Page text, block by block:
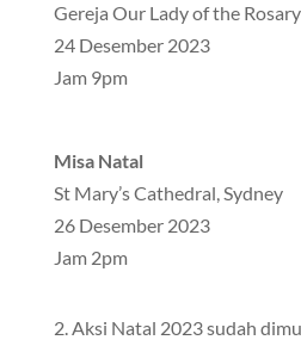
Gereja Our Lady of the
24 Desember 2023
Jam 9pm
Misa Natal
St Mary’s Cathedral, Sydney
26 Desember 2023
Jam 2pm
2. Aksi Natal 2023 sudah